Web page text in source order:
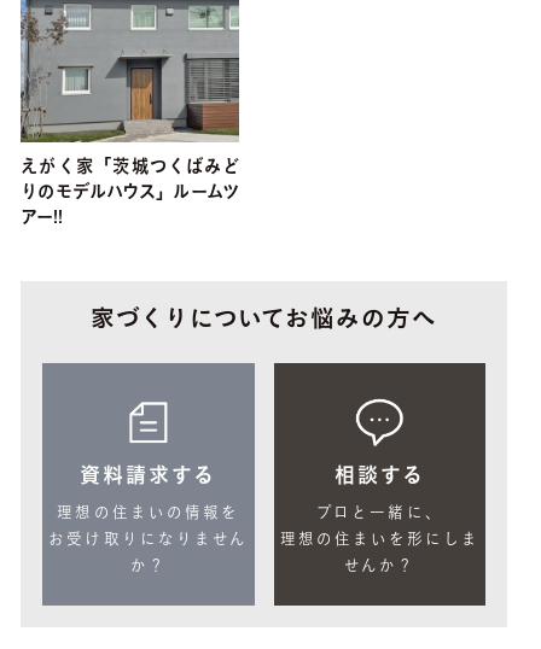
えがく家「茨城つくばみど
りのモデルハウス」ルームツ
アー!!
家づくりについてお悩みの方へ
資料請求する
理想の住まいの情報を
お受け取りになりません
か？
相談する
プロと一緒に、
理想の住まいを形にしま
せんか？